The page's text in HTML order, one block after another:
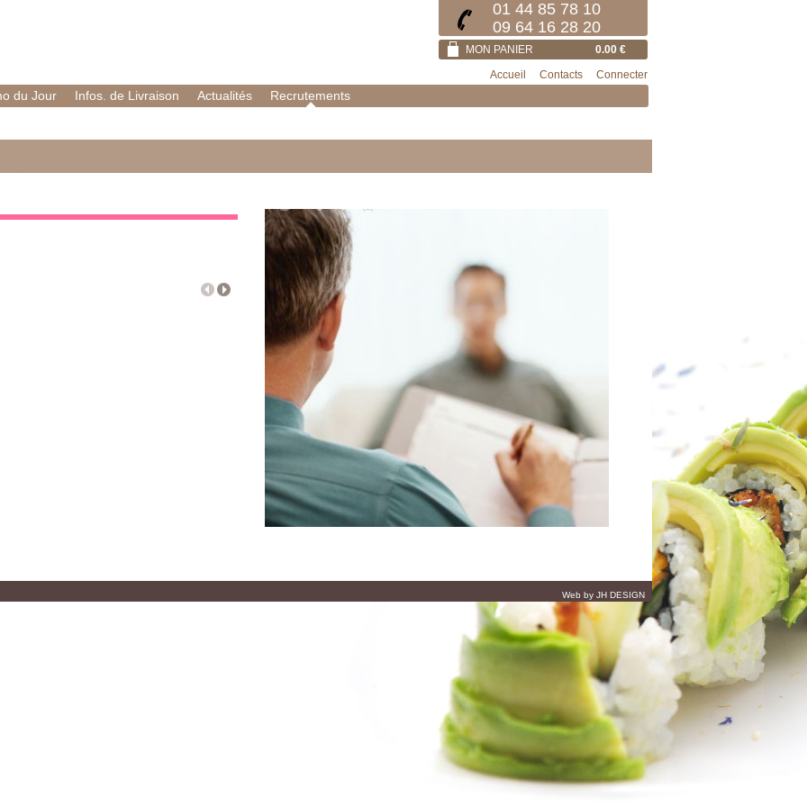
01 44 85 78 10
09 64 16 28 20
MON PANIER
0.00 €
Accueil
Contacts Connecter
du Jour Infos. de Livraison Actualités Recrutements
Web by JH DESIGN